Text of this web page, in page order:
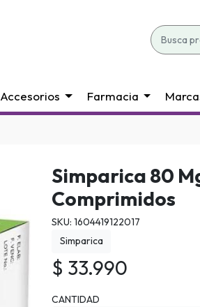
Accesorios Farmacia
Simparica 80
Comprimidos
SKU: 1604419122017
Simparica
$ 33.990
CANTIDAD